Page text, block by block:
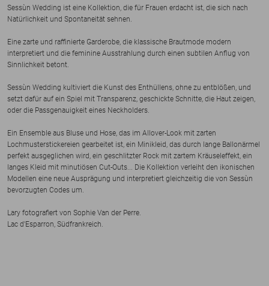
Sessùn Wedding ist eine Kollektion, die für Frauen erdacht ist, die sich nach
Natürlichkeit und Spontaneität sehnen.
Eine zarte und raffinierte Garderobe, die klassische Brautmode modern
interpretiert und die feminine Ausstrahlung durch einen subtilen Anflug von
Sinnlichkeit betont.
Sessùn Wedding kultiviert die Kunst des Enthüllens, ohne zu entblößen, und
setzt dafür auf ein Spiel mit Transparenz, geschickte Schnitte, die Haut zeigen,
oder die Passgenauigkeit eines Neckholders.
Ein Ensemble aus Bluse und Hose, das im Allover-Look mit zarten
Lochmusterstickereien gearbeitet ist, ein Minikleid, das durch lange Ballonärmel
perfekt ausgeglichen wird, ein geschlitzter Rock mit zartem Kräuseleffekt, ein
langes Kleid mit minutiösen Cut-Outs... Die Kollektion verleiht den ikonischen
Modellen eine neue Ausprägung und interpretiert gleichzeitig die von Sessùn
bevorzugten Codes um.
Lary fotografiert von Sophie Van der Perre.
Lac d'Esparron, Südfrankreich.